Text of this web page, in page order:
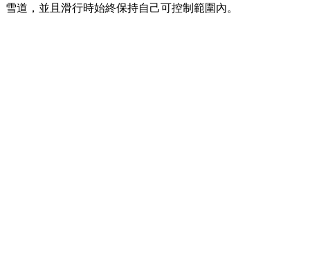
雪道，並且滑行時始終保持自己可控制範圍內。